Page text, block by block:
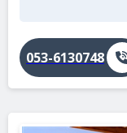
053-6130748